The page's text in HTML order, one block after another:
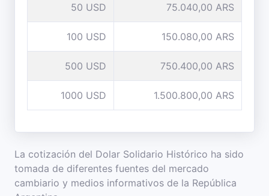
50 USD 75.040,00 ARS
100 USD 150.080,00 ARS
500 USD 750.400,00 ARS
1000 USD 1.500.800,00 ARS
La cotización del Dolar Solidario Histórico ha sido
tomada de diferentes fuentes del mercado
cambiario y medios informativos de la República